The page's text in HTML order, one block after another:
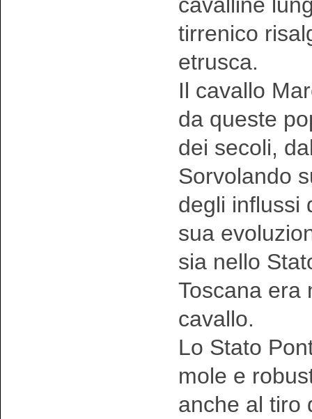
tirrenico
etrusca.
Il cavallo
da queste
dei secoli,
Sorvolando
degli influssi
sua
sia nello
Toscana era
cavallo.
Lo Stato
mole e
anche al tiro